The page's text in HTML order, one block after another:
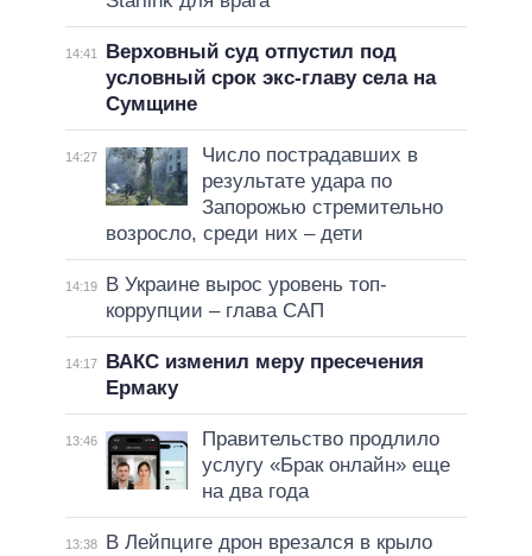
14:41
Верховный суд отпустил под
условный срок экс-главу села на
Сумщине
14:27
Число пострадавших в
результате удара по
Запорожью стремительно
возросло, среди них – дети
14:19
В Украине вырос уровень топ-
коррупции – глава САП
14:17
ВАКС изменил меру пресечения
Ермаку
13:46
Правительство продлило
услугу «Брак онлайн» еще
на два года
13:38
В Лейпциге дрон врезался в крыло